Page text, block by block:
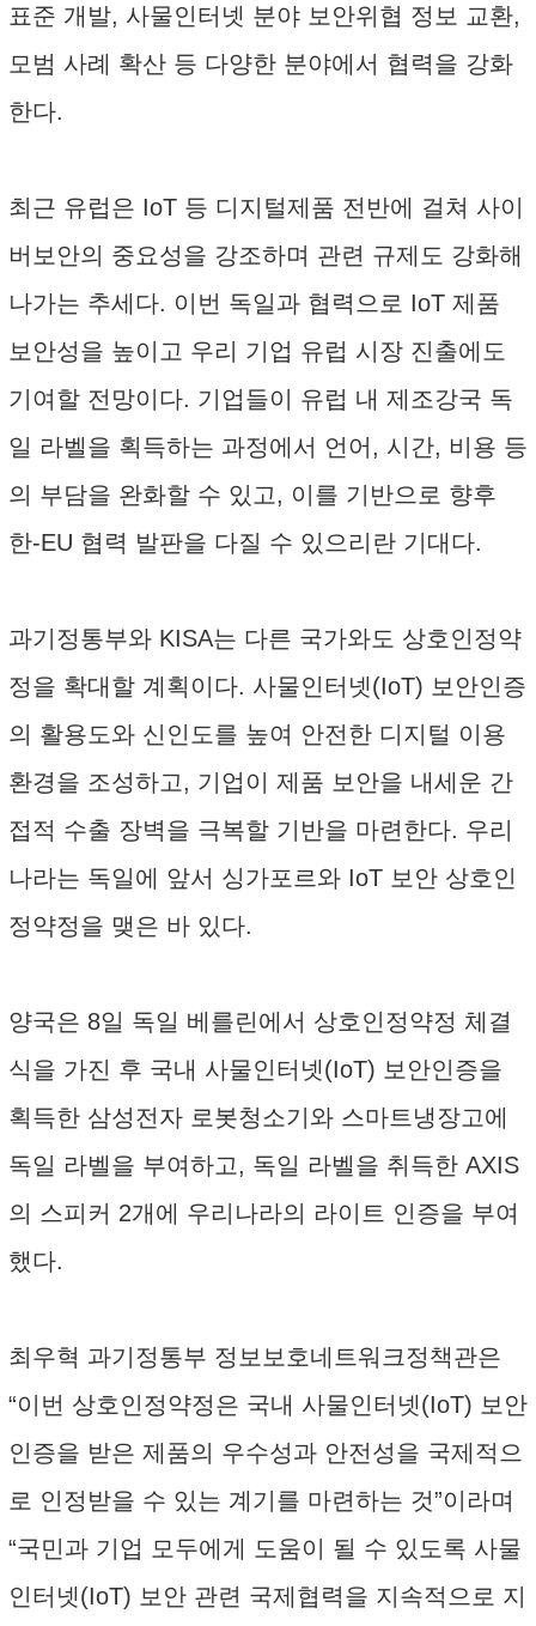
표준 개발, 사물인터넷 분야 보안위협 정보 교환,
모범 사례 확산 등 다양한 분야에서 협력을 강화
한다.
최근 유럽은 IoT 등 디지털제품 전반에 걸쳐 사이
버보안의 중요성을 강조하며 관련 규제도 강화해
나가는 추세다. 이번 독일과 협력으로 IoT 제품
보안성을 높이고 우리 기업 유럽 시장 진출에도
기여할 전망이다. 기업들이 유럽 내 제조강국 독
일 라벨을 획득하는 과정에서 언어, 시간, 비용 등
의 부담을 완화할 수 있고, 이를 기반으로 향후
한-EU 협력 발판을 다질 수 있으리란 기대다.
과기정통부와 KISA는 다른 국가와도 상호인정약
정을 확대할 계획이다. 사물인터넷(IoT) 보안인증
의 활용도와 신인도를 높여 안전한 디지털 이용
환경을 조성하고, 기업이 제품 보안을 내세운 간
접적 수출 장벽을 극복할 기반을 마련한다. 우리
나라는 독일에 앞서 싱가포르와 IoT 보안 상호인
정약정을 맺은 바 있다.
양국은 8일 독일 베를린에서 상호인정약정 체결
식을 가진 후 국내 사물인터넷(IoT) 보안인증을
획득한 삼성전자 로봇청소기와 스마트냉장고에
독일 라벨을 부여하고, 독일 라벨을 취득한 AXIS
의 스피커 2개에 우리나라의 라이트 인증을 부여
했다.
최우혁 과기정통부 정보보호네트워크정책관은
“이번 상호인정약정은 국내 사물인터넷(IoT) 보안
인증을 받은 제품의 우수성과 안전성을 국제적으
로 인정받을 수 있는 계기를 마련하는 것”이라며
“국민과 기업 모두에게 도움이 될 수 있도록 사물
인터넷(IoT) 보안 관련 국제협력을 지속적으로 지